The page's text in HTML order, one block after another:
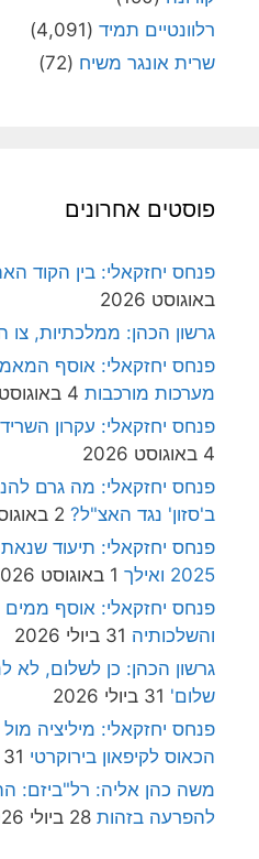
רלוונטיים תמיד (4,091)
שרית אונגר משיח (72)
פוסטים אחרונים
פנחס יחזקאלי: בין הקוד
באוגוסט 2026
גרשון הכהן: ממלכתיות, צו
פנחס יחזקאלי: אוסף
מערכות מורכבות 4 באוגוסט 2026
פנחס יחזקאלי: עקרון
4 באוגוסט 2026
פנחס יחזקאלי: מה גרם
ב'סזון' נגד האצ"ל? 2 באוגוסט 2026
פנחס יחזקאלי: תיעוד שנאת
2025 ואילך
1 באוגוסט 2026
פנחס יחזקאלי: אוסף
והשלכותיה 31 ביולי 2026
גרשון הכהן: כן לשלום,
שלום' 31 ביולי 2026
פנחס יחזקאלי: מיליציה
הכאוס לקיפאון בירוקרטי 31 ביולי 2026
משה כהן אליה: רל"ביזם:
להפרעה בזהות 28 ביולי 2026